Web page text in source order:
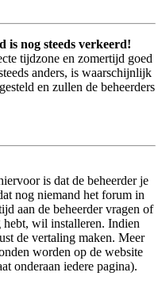
nog steeds verkeerd!
tijdzone en zomertijd goed
anders, is waarschijnlijk
en zullen de beheerders
is dat de beheerder je
nog niemand het forum in
aan de beheerder vragen of
wil installeren. Indien
de vertaling maken. Meer
worden op de website
onderaan iedere pagina).